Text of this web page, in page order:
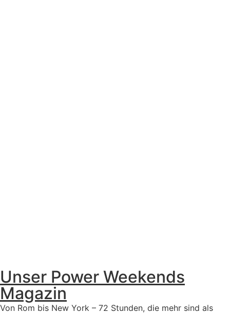
Unser Power Weekends
Magazin
Von Rom bis New York – 72 Stunden, die mehr sind als